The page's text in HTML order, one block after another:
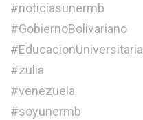
#noticiasunermb
#GobiernoBolivariano
#EducacionUniversitaria
#zulia
#venezuela
#soyunermb